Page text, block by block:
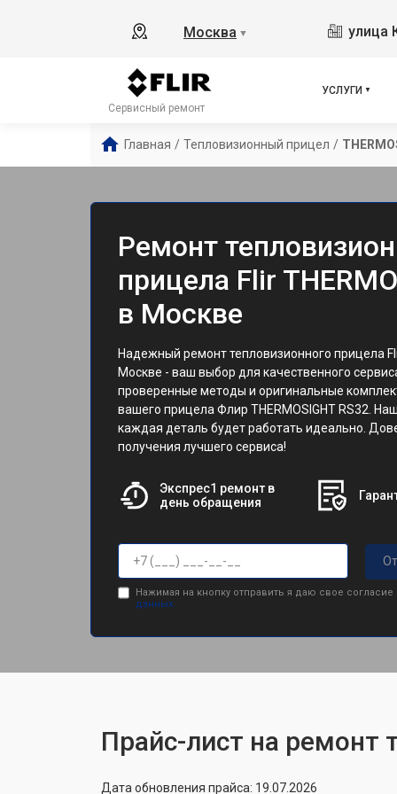
Москва ▼ улица
Сервисный ремонт
УСЛУГИ
Главная / Тепловизионный прицел /
Ремонт
прицела Flir
в Москве
Надежный ремонт тепловизионного прицела
Москве - ваш выбор для качественного
проверенные методы и оригинальные
вашего прицела Флир THERMOSIGHT RS32.
каждая деталь будет работать идеально.
получения лучшего сервиса!
Экспрес1 ремонт в
день обращения
Нажимая на кнопку отправить я даю свое согласие
данных.
Прайс-лист на ремонт
Дата обновления прайса: 19.07.2026